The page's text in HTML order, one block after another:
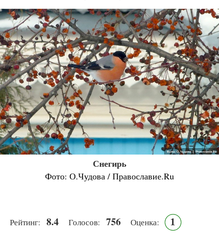
Снегирь
Фото: О.Чудова / Православие.Ru
Рейтинг: 8.4 Голосов: 756 Оценка: 1